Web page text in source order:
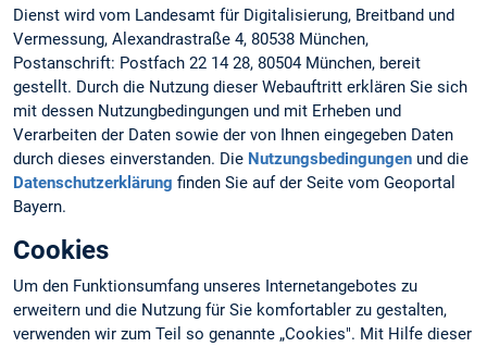
Dienst wird vom Landesamt für Digitalisierung, Breitband und
Vermessung, Alexandrastraße 4, 80538 München,
Postanschrift: Postfach 22 14 28, 80504 München, bereit
gestellt. Durch die Nutzung dieser Webauftritt erklären Sie sich
mit dessen Nutzungbedingungen und mit Erheben und
Verarbeiten der Daten sowie der von Ihnen eingegeben Daten
durch dieses einverstanden. Die Nutzungsbedingungen und die
Datenschutzerklärung finden Sie auf der Seite vom Geoportal
Bayern.
Cookies
Um den Funktionsumfang unseres Internetangebotes zu
erweitern und die Nutzung für Sie komfortabler zu gestalten,
verwenden wir zum Teil so genannte „Cookies". Mit Hilfe dieser